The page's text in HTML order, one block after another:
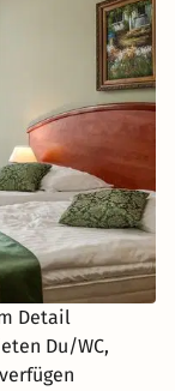
Detail
Du/WC,